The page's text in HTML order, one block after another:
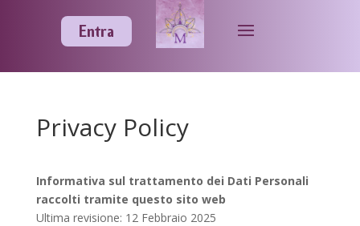
Entra
Privacy Policy
Informativa sul trattamento dei Dati Personali
raccolti tramite questo sito web
Ultima revisione: 12 Febbraio 2025